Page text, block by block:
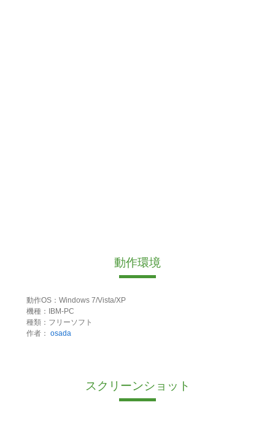
動作環境
動作OS：Windows 7/Vista/XP
機種：IBM-PC
種類：フリーソフト
作者： osada
スクリーンショット